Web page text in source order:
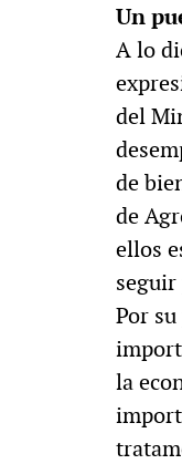
Un
A lo
del
de
de
ellos
Por
la